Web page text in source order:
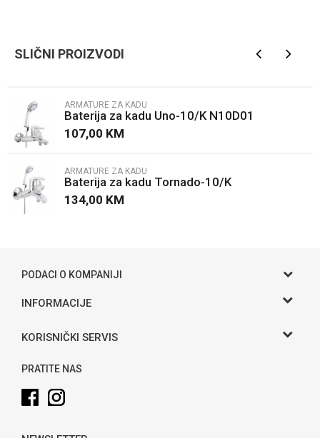
Poruka
SLIČNI PROIZVODI
ARMATURE ZA KADU
Baterija za kadu Uno-10/K N10D01
107,00 KM
ARMATURE ZA KADU
Baterija za kadu Tornado-10/K
134,00 KM
PODACI O KOMPANIJI
Gama S doo
Adresa
Telefon:
Email:
INFORMACIJE
O nama
KORISNIČKI SERVIS
Uslovi korišćenja i prodaje
Kako kupiti
PRATITE NAS